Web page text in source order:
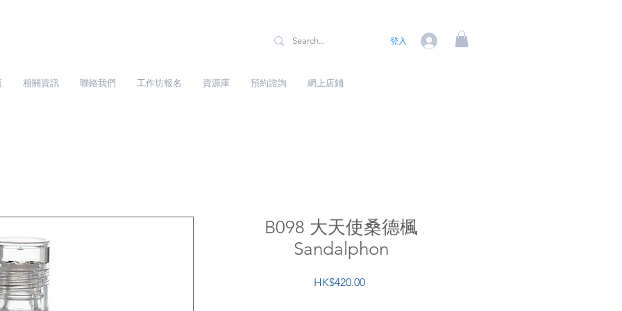
登入
相關資訊 聯絡我們 工作坊報名 資源庫 預約諮詢 網上店鋪
B098 大天使桑德楓
Sandalphon
HK$420.00價